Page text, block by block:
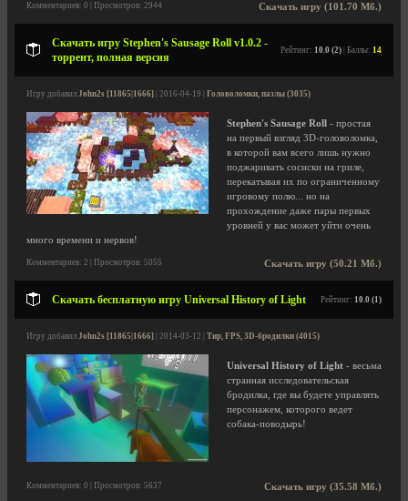
Скачать игру (101.70 Мб.)
Комментариев: 0 | Просмотров: 2944
Скачать игру Stephen's Sausage Roll v1.0.2 -
торрент, полная версия
Рейтинг: 10.0 (2) | Баллы: 14
Игру добавил John2s [11865|1666] | 2016-04-19 | Головоломки, пазлы (3035)
Stephen's Sausage Roll - простая
на первый взгляд 3D-головоломка,
в которой вам всего лишь нужно
поджаривать сосиски на гриле,
перекатывая их по ограниченному
игровому полю... но на
прохождение даже пары первых
уровней у вас может уйти очень
много времени и нервов!
Скачать игру (50.21 Мб.)
Комментариев: 2 | Просмотров: 5055
Скачать бесплатную игру Universal History of Light Рейтинг: 10.0 (1)
Игру добавил John2s [11865|1666] | 2014-03-12 | Тир, FPS, 3D-бродилки (4015)
Universal History of Light - весьма
странная исследовательская
бродилка, где вы будете управлять
персонажем, которого ведет
собака-поводырь!
Скачать игру (35.58 Мб.)
Комментариев: 0 | Просмотров: 5637